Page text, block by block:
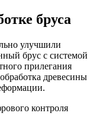
бруса
улучшили
брус с системой
прилегания
древесины
контроля